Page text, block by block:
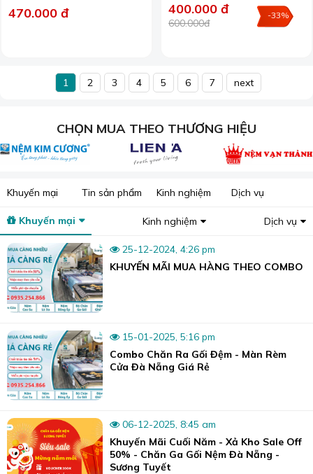
470.000 đ 400.000 đ
600.000đ
-33%
1 2 3 4 5 6 7 next
CHỌN MUA THEO THƯƠNG HIỆU
Khuyến mại Tin sản phẩm Kinh nghiệm Dịch vụ
Khuyến mại Kinh nghiệm Dịch vụ
25-12-2024, 4:26 pm
KHUYẾN MÃI MUA HÀNG THEO COMBO
15-01-2025, 5:16 pm
Combo Chăn Ra Gối Đệm - Màn Rèm
Cửa Đà Nẵng Giá Rẻ
06-12-2025, 8:45 am
Khuyến Mãi Cuối Năm - Xả Kho Sale Off
50% - Chăn Ga Gối Nệm Đà Nẵng -
Sương Tuyết